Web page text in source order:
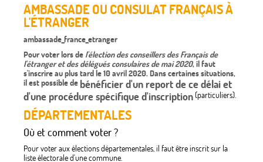
AMBASSADE OU CONSULAT FRANÇAIS À
L'ÉTRANGER
ambassade_france_etranger
Pour voter lors de l'élection des conseillers des Français de
l'étranger et des délégués consulaires de mai 2020, il faut
s'inscrire au plus tard le10 avril 2020. Dans certaines situations,
il est possible de bénéficier d'un report de ce délai et
d'une procédure spécifique d'inscription(particuliers).
DÉPARTEMENTALES
Où et comment voter ?
Pour voter aux élections départementales, il faut être inscrit sur la
liste électorale d'une commune.